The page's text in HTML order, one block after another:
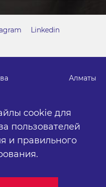
cookie для
пользователей
и правильного
Алматы
бизнес-центр "Time"
Медиа», УНП
Linkedin